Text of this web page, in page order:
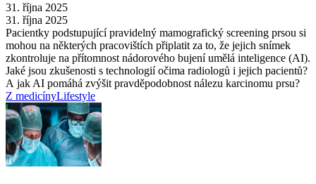
31. října 2025
31. října 2025
Pacientky podstupující pravidelný mamografický screening prsou si
mohou na některých pracovištích připlatit za to, že jejich snímek
zkontroluje na přítomnost nádorového bujení umělá inteligence (AI).
Jaké jsou zkušenosti s technologií očima radiologů i jejich pacientů?
A jak AI pomáhá zvýšit pravděpodobnost nálezu karcinomu prsu?
Z medicínyLifestyle